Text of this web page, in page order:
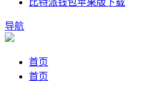
比特派钱包苹果版下载
导航
首页
首页